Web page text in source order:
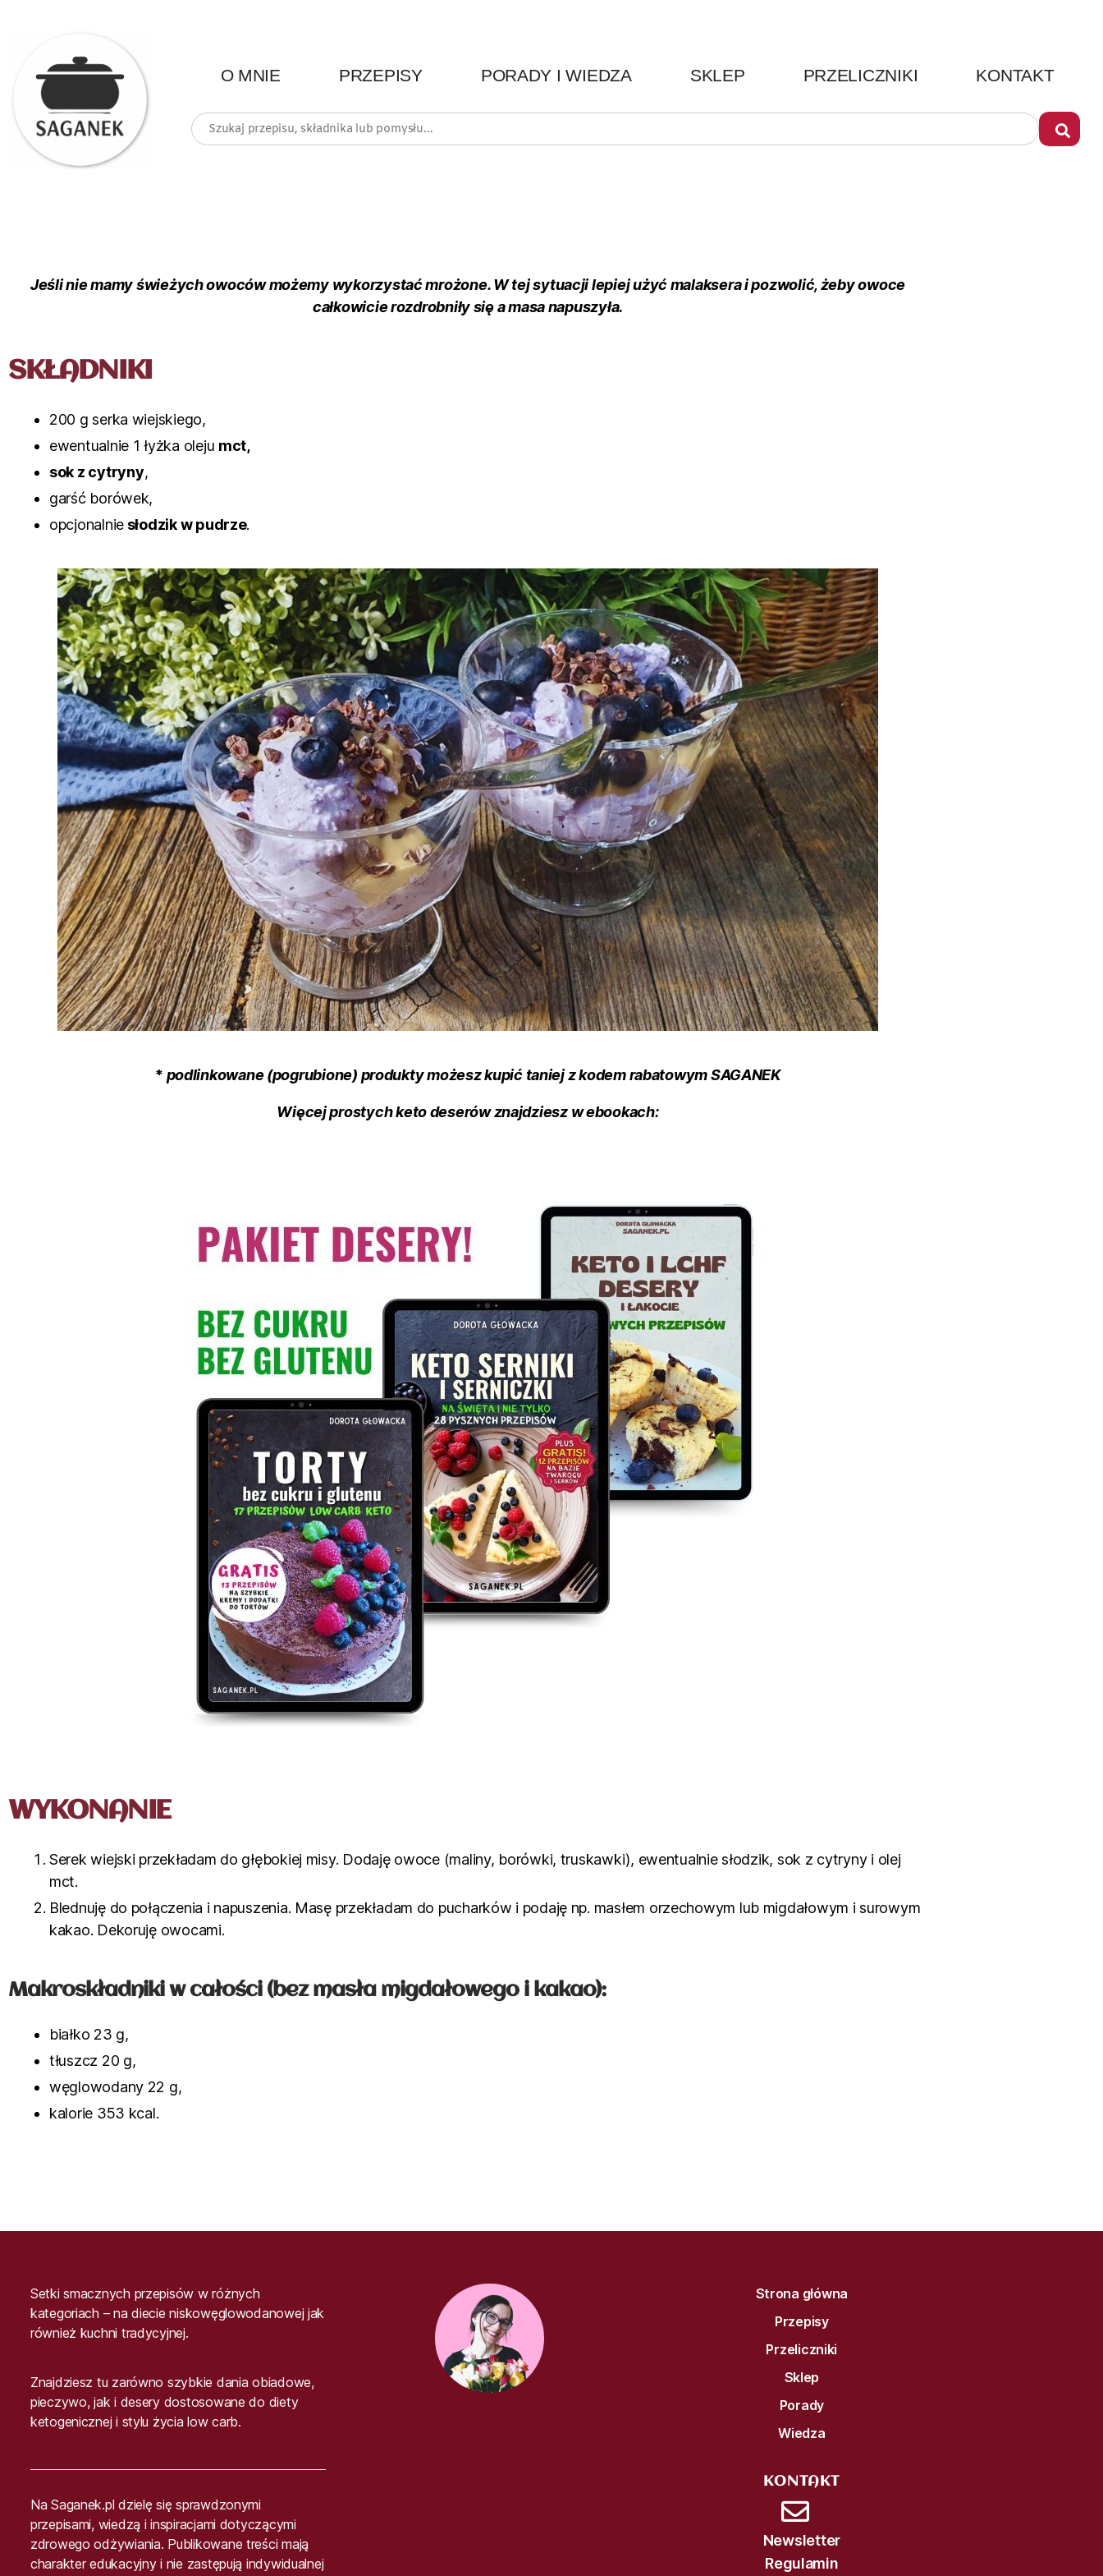
O MNIE PRZEPISY PORADY I WIEDZA SKLEP PRZELICZNIKI KONTAKT
Jeśli nie mamy świeżych owoców możemy wykorzystać mrożone. W tej sytuacji lepiej użyć malaksera i pozwolić, żeby owoce
całkowicie rozdrobniły się a masa napuszyła.
SKŁADNIKI
200 g serka wiejskiego,
ewentualnie 1 łyżka oleju mct,
sok z cytryny,
garść borówek,
opcjonalnie słodzik w pudrze.
* podlinkowane (pogrubione) produkty możesz kupić taniej z kodem rabatowym SAGANEK
Więcej prostych keto deserów znajdziesz w ebookach:
WYKONANIE
Serek wiejski przekładam do głębokiej misy. Dodaję owoce (maliny, borówki, truskawki), ewentualnie słodzik, sok z cytryny i olej
mct.
Blednuję do połączenia i napuszenia. Masę przekładam do pucharków i podaję np. masłem orzechowym lub migdałowym i surowym
kakao. Dekoruję owocami.
Makroskładniki w całości (bez masła migdałowego i kakao):
białko 23 g,
tłuszcz 20 g,
węglowodany 22 g,
kalorie 353 kcal.
Setki smacznych przepisów w różnych
kategoriach – na diecie niskowęglowodanowej jak
również kuchni tradycyjnej.
Znajdziesz tu zarówno szybkie dania obiadowe,
pieczywo, jak i desery dostosowane do diety
ketogenicznej i stylu życia low carb.
Na Saganek.pl dzielę się sprawdzonymi
przepisami, wiedzą i inspiracjami dotyczącymi
zdrowego odżywiania. Publikowane treści mają
charakter edukacyjny i nie zastępują indywidualnej
Strona główna
Przepisy
Przeliczniki
Sklep
Porady
Wiedza
KONTAKT
Newsletter
Regulamin